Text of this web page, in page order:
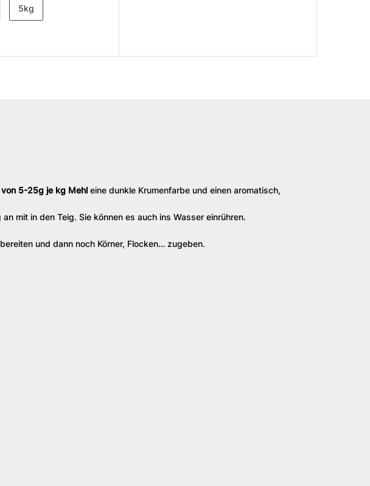
5kg
5-25g je kg Mehl eine dunkle Krumenfarbe und einen aromatisch,
mit in den Teig. Sie können es auch ins Wasser einrühren.
und dann noch Körner, Flocken… zugeben.